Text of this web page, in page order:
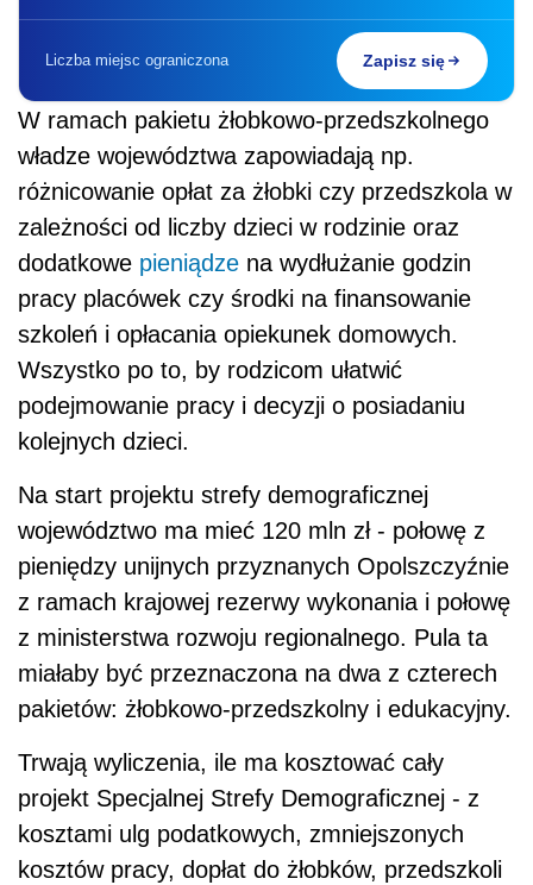
Liczba miejsc ograniczona Zapisz się
W ramach pakietu żłobkowo-przedszkolnego
władze województwa zapowiadają np.
różnicowanie opłat za żłobki czy przedszkola w
zależności od liczby dzieci w rodzinie oraz
dodatkowe pieniądze na wydłużanie godzin
pracy placówek czy środki na finansowanie
szkoleń i opłacania opiekunek domowych.
Wszystko po to, by rodzicom ułatwić
podejmowanie pracy i decyzji o posiadaniu
kolejnych dzieci.
Na start projektu strefy demograficznej
województwo ma mieć 120 mln zł - połowę z
pieniędzy unijnych przyznanych Opolszczyźnie
z ramach krajowej rezerwy wykonania i połowę
z ministerstwa rozwoju regionalnego. Pula ta
miałaby być przeznaczona na dwa z czterech
pakietów: żłobkowo-przedszkolny i edukacyjny.
Trwają wyliczenia, ile ma kosztować cały
projekt Specjalnej Strefy Demograficznej - z
kosztami ulg podatkowych, zmniejszonych
kosztów pracy, dopłat do żłobków, przedszkoli